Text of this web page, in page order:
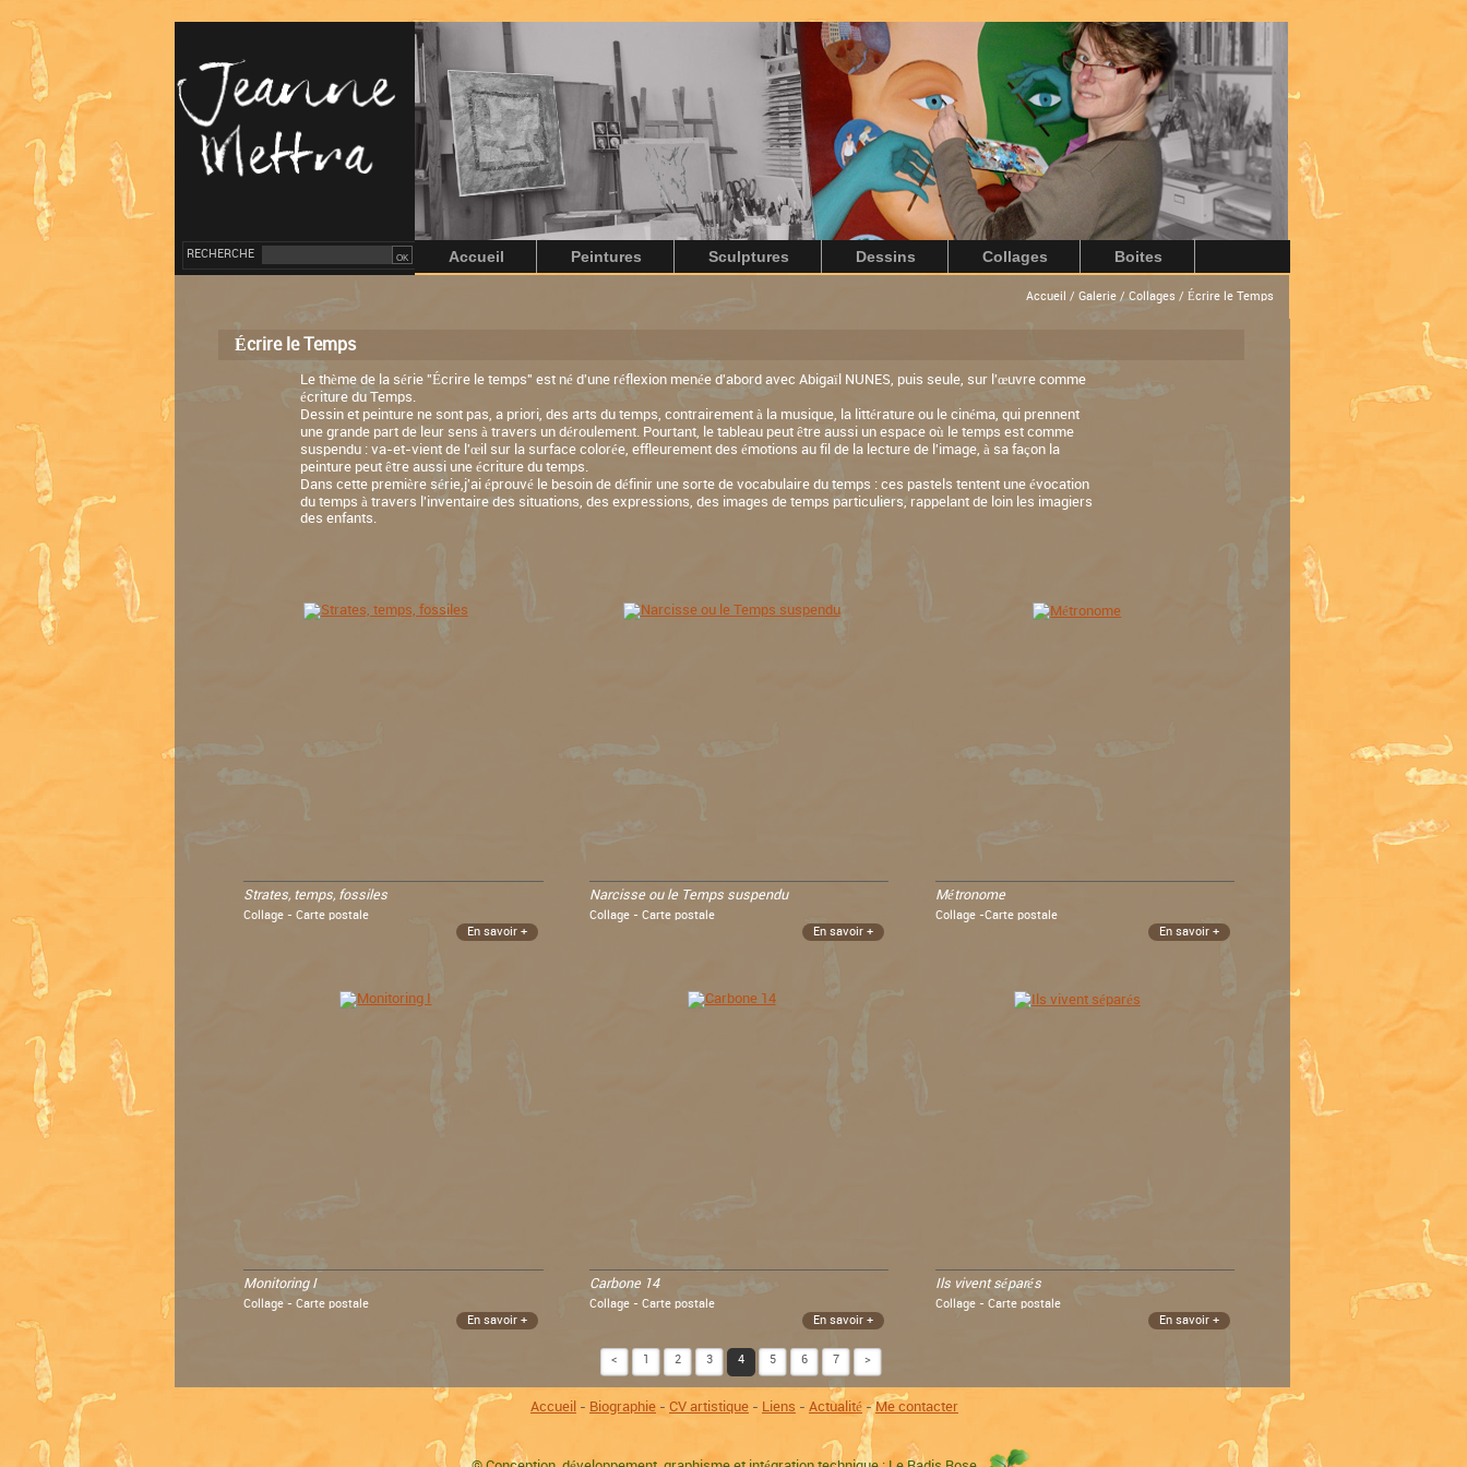
RECHERCHE Accueil Peintures Sculptures Dessins Collages Boites
Accueil /Galerie /Collages / Écrire le Temps
Écrire le Temps
Le thème de la série "Écrire le temps" est né d'une réflexion menée d'abord avec Abigaïl NUNES, puis seule, sur l'œuvre comme
écriture du Temps.
Dessin et peinture ne sont pas, a priori, des arts du temps, contrairement à la musique, la littérature ou le cinéma, qui prennent
une grande part de leur sens à travers un déroulement. Pourtant, le tableau peut être aussi un espace où le temps est comme
suspendu : va-et-vient de l'œil sur la surface colorée, effleurement des émotions au fil de la lecture de l'image, à sa façon la
peinture peut être aussi une écriture du temps.
Dans cette première série,j'ai éprouvé le besoin de définir une sorte de vocabulaire du temps : ces pastels tentent une évocation
du temps à travers l'inventaire des situations, des expressions, des images de temps particuliers, rappelant de loin les imagiers
des enfants.
Strates, temps, fossiles
Collage - Carte postale
En savoir +
Narcisse ou le Temps suspendu
Collage - Carte postale
En savoir +
Métronome
Collage -Carte postale
En savoir +
Monitoring I
Collage - Carte postale
En savoir +
Carbone 14
Collage - Carte postale
En savoir +
Ils vivent séparés
Collage - Carte postale
En savoir +
< 1 2 3 4 5 6 7 >
Accueil - Biographie - CV artistique - Liens - Actualité -Me contacter